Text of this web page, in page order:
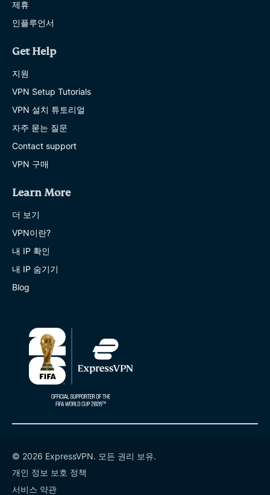
제휴
인플루언서
Get Help
지원
VPN Setup Tutorials
VPN 설치 튜토리얼
자주 묻는 질문
Contact support
VPN 구매
Learn More
더 보기
VPN이란?
내 IP 확인
내 IP 숨기기
Blog
© 2026 ExpressVPN. 모든 권리 보유.
개인 정보 보호 정책
서비스 약관